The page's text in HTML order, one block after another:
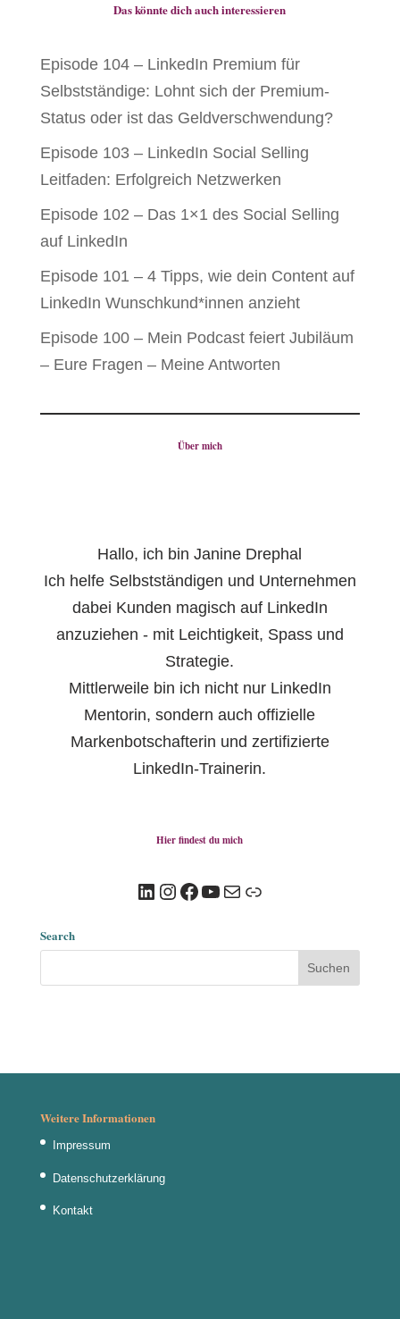
Das könnte dich auch interessieren
Episode 104 – LinkedIn Premium für
Selbstständige: Lohnt sich der Premium-
Status oder ist das Geldverschwendung?
Episode 103 – LinkedIn Social Selling
Leitfaden: Erfolgreich Netzwerken
Episode 102 – Das 1×1 des Social Selling
auf LinkedIn
Episode 101 – 4 Tipps, wie dein Content auf
LinkedIn Wunschkund*innen anzieht
Episode 100 – Mein Podcast feiert Jubiläum
– Eure Fragen – Meine Antworten
Über mich
Hallo, ich bin Janine Drephal
Ich helfe Selbstständigen und Unternehmen
dabei Kunden magisch auf LinkedIn
anzuziehen - mit Leichtigkeit, Spass und
Strategie.
Mittlerweile bin ich nicht nur LinkedIn
Mentorin, sondern auch offizielle
Markenbotschafterin und zertifizierte
LinkedIn-Trainerin.
Hier findest du mich
LinkedIn
Instagram
Facebook
YouTube
E-Mail
Link
Search
Weitere Informationen
Impressum
Datenschutzerklärung
Kontakt